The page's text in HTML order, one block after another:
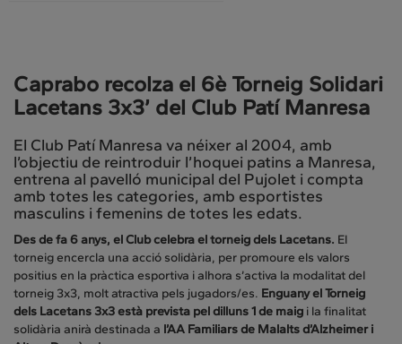
Caprabo recolza el 6è Torneig Solidari
Lacetans 3x3’ del Club Patí Manresa
El Club Patí Manresa va néixer al 2004, amb
l’objectiu de reintroduir l’hoquei patins a Manresa,
entrena al pavelló municipal del Pujolet i compta
amb totes les categories, amb esportistes
masculins i femenins de totes les edats.
Des de fa 6 anys, el Club celebra el torneig dels Lacetans. El
torneig encercla una acció solidària, per promoure els valors
positius en la pràctica esportiva i alhora s’activa la modalitat del
torneig 3x3, molt atractiva pels jugadors/es. Enguany el Torneig
dels Lacetans 3x3 està prevista pel dilluns 1 de maig i la finalitat
solidària anirà destinada a l’AA Familiars de Malalts d’Alzheimer i